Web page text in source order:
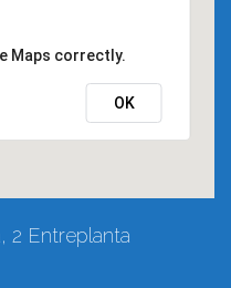
Maps correctly.
OK
2 Entreplanta